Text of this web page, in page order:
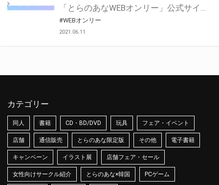
「とらのあなWEBオンリー」公式サイトでとらのあな通販の「割引クーポン」を配布中！ イベントごとに開催当日限定で使える割引クーポンのシリアルコードを発行します。 とらのあなWEBオンリーのページをチェックして、イベント当日にお得にお買い物を楽しみましょう♪ ※本キャンペーンは予告なく終了する場合がございます。 とらのあなWEBオンリーサイトはこちら
#WEBオンリー
2021.06.11
カテゴリー
同人 書籍 CD・BD/DVD 玩具 フェア・イベント
店舗 通信販売 とらのあな限定版 その他 電子書籍
キャンペーン イラスト展 店舗フェア・セール
女性向けサークル紹介 とらのあな×韓国 PCゲーム